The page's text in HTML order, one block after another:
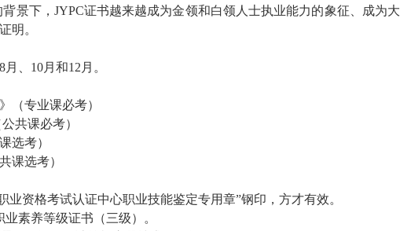
景下， JYPC证书越来越成为金领和白领人士执业能力的象征、成为大
明。
8月、 10月和12 月。
（专业课必考）
共课必考）
选考）
课选考）
业资格考试认证中心职业技能鉴定专用章”钢印，方才有效。
素养等级证书（三级）。